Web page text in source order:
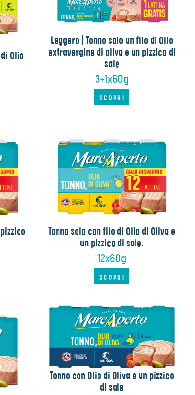
Olio
Leggero | Tonno solo un filo di Olio
extravergine di oliva e un pizzico di
sale
3+1x60g
SCOPRI
Tonno solo con filo di Olio di Oliva e
un pizzico di sale.
12x60g
SCOPRI
Tonno con Olio di Oliva e un pizzico
di sale